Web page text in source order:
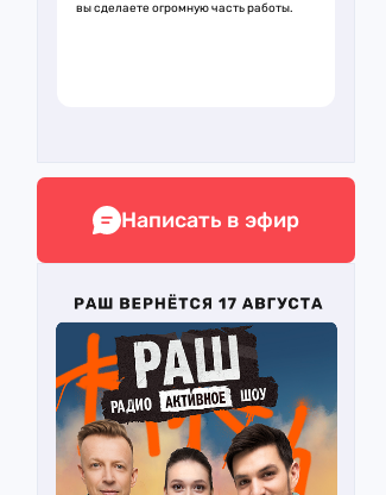
вы сделаете огромную часть работы.
Написать в эфир